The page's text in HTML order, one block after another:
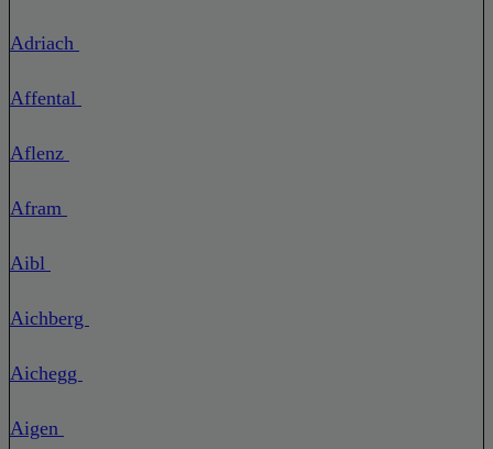
Adriach
Affental
Aflenz
Afram
Aibl
Aichberg
Aichegg
Aigen